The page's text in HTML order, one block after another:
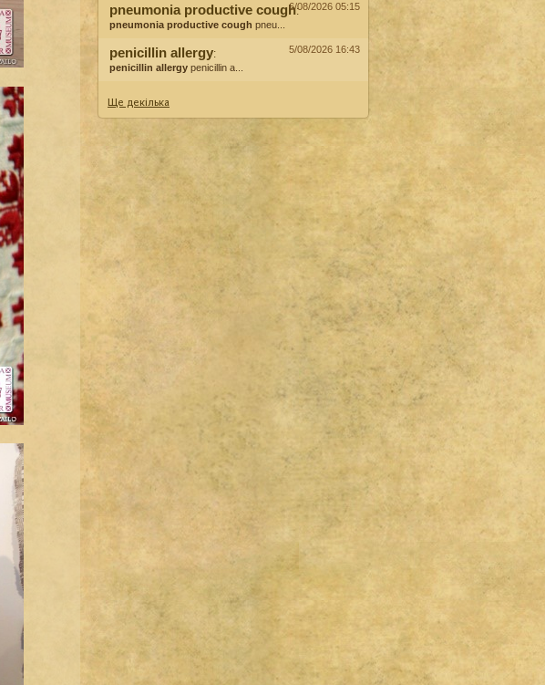
pneumonia productive cough:
pneumonia productive cough pneu...
6/08/2026 05:15
penicillin allergy:
penicillin allergy penicillin a...
5/08/2026 16:43
Ще декілька